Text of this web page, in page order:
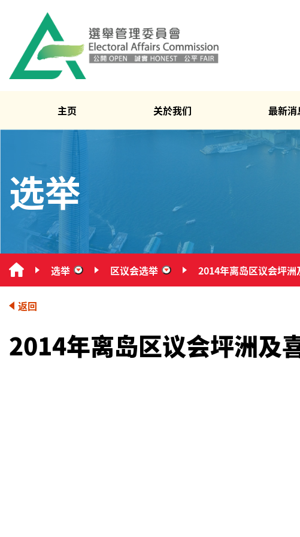
主页 关於我们 最新消
选举
选举 “选举”区议会选举 “区议会选举”2014年离岛区议会坪
返回
2014年离岛区议会坪洲及